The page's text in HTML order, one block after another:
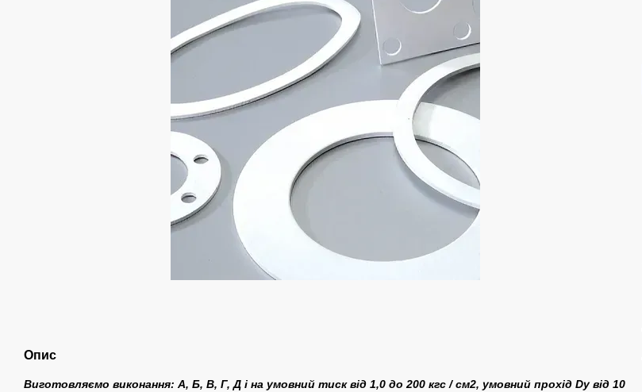
Опис
Виготовляємо виконання: А, Б, В, Г, Д і на умовний тиск від 1,0 до 200 кгс / см2, умовний прохід Dу від 10